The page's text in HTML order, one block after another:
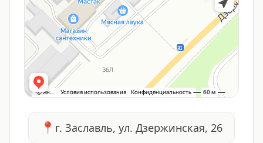
📍 г. Заславль, ул. Дзержинская, 26